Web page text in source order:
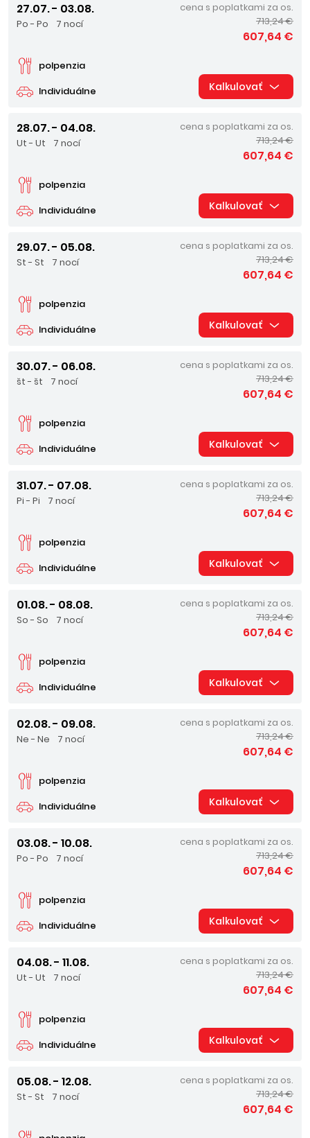
27.07. - 03.08.
Po - Po 7 nocí
Individuálne
polpenzia
cena s poplatkami za os.
713,24 €
607,64 €
Kalkulovať
28.07. - 04.08.
Ut - Ut 7 nocí
Individuálne
polpenzia
cena s poplatkami za os.
713,24 €
607,64 €
Kalkulovať
29.07. - 05.08.
St - St 7 nocí
Individuálne
polpenzia
cena s poplatkami za os.
713,24 €
607,64 €
Kalkulovať
30.07. - 06.08.
št - št 7 nocí
Individuálne
polpenzia
cena s poplatkami za os.
713,24 €
607,64 €
Kalkulovať
31.07. - 07.08.
Pi - Pi 7 nocí
Individuálne
polpenzia
cena s poplatkami za os.
713,24 €
607,64 €
Kalkulovať
01.08. - 08.08.
So - So 7 nocí
Individuálne
polpenzia
cena s poplatkami za os.
713,24 €
607,64 €
Kalkulovať
02.08. - 09.08.
Ne - Ne 7 nocí
Individuálne
polpenzia
cena s poplatkami za os.
713,24 €
607,64 €
Kalkulovať
03.08. - 10.08.
Po - Po 7 nocí
Individuálne
polpenzia
cena s poplatkami za os.
713,24 €
607,64 €
Kalkulovať
04.08. - 11.08.
Ut - Ut 7 nocí
Individuálne
polpenzia
cena s poplatkami za os.
713,24 €
607,64 €
Kalkulovať
05.08. - 12.08.
St - St 7 nocí
cena s poplatkami za os.
713,24 €
607,64 €